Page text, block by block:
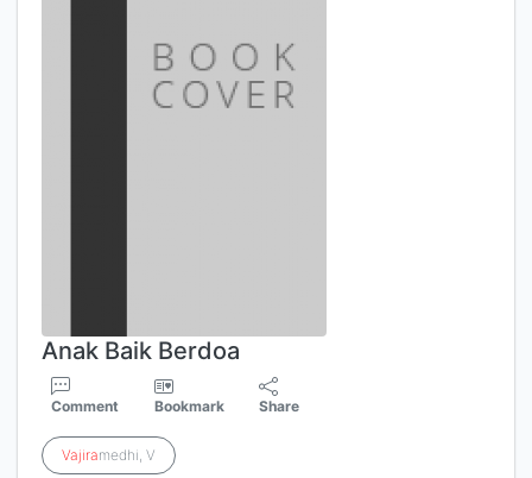
Anak Baik Berdoa
Comment Bookmark Share
Vajiramedhi, V